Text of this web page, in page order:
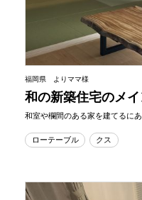
福岡県 よりママ様
和の新築住宅のメ
和室や欄間のある家を建てるに
ローテーブル クス